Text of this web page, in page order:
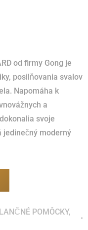
od firmy Gong je
posilňovania svalov
Napomáha k
a
svoje
jedinečný moderný
POMÔCKY,